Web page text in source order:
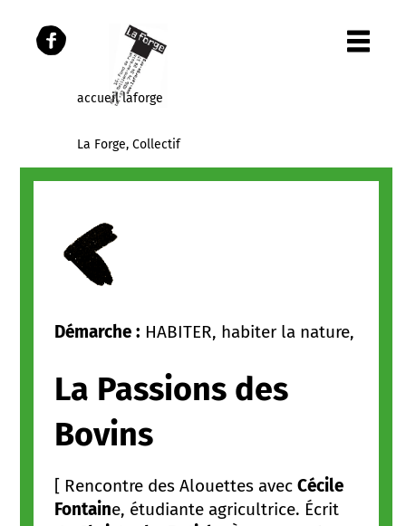
accueil laforge
La Forge, Collectif
Les publications
Panier
Démarche : HABITER, habiter la nature,
La Passions des
Bovins
[ Rencontre des Alouettes avec Cécile
Fontaine, étudiante agricultrice. Écrit